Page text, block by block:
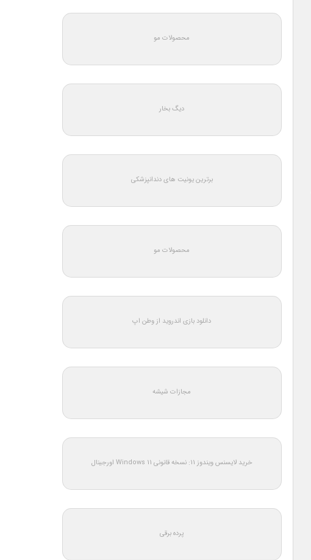
محصولات مو
دیگ بخار
برترین یونیت های دندانپزشکی
محصولات مو
دانلود بازی اندروید از وطن اپ
مجازات شیشه
خرید لایسنس ویندوز 11: نسخه قانونی Windows 11 اورجینال
پرده برقی